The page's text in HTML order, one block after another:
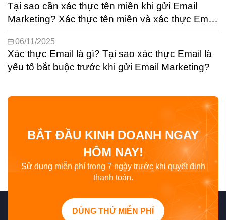
Tại sao cần xác thực tên miền khi gửi Email
Marketing? Xác thực tên miền và xác thực Email
có gì khác nhau?
06/11/2025
Xác thực Email là gì? Tại sao xác thực Email là
yếu tố bắt buộc trước khi gửi Email Marketing?
BẮT ĐẦU KINH DOANH NGAY
HÔM NAY!
Sử dụng miễn phí trong 7 ngày trước khi quyết định
thanh toán.
DÙNG THỬ MIỄN PHÍ